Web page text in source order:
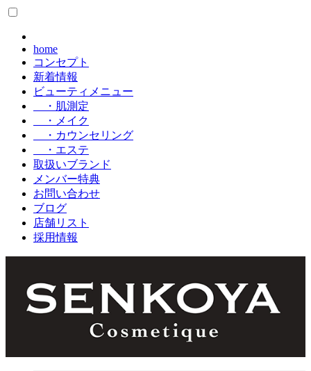
home
コンセプト
新着情報
ビューティメニュー
・肌測定
・メイク
・カウンセリング
・エステ
取扱いブランド
メンバー特典
お問い合わせ
ブログ
店舗リスト
採用情報